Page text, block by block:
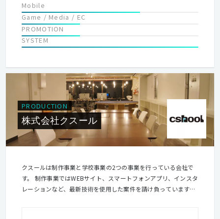
Mobile
Game / Media / EC
PROMOTION
SYSTEM
PRODUCTION
株式会社クスール
クスールは制作事業と学校事業の2つの事業を行っている会社で
す。 制作事業ではWEBサイト、スマートフォンアプリ、インスタ
レーションなど、最新技術を使用した案件を請け負っています。